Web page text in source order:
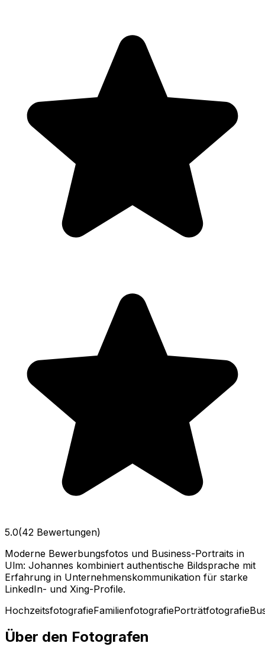
5.0(42 Bewertungen)
Moderne Bewerbungsfotos und Business-Portraits in
Ulm: Johannes kombiniert authentische Bildsprache mit
Erfahrung in Unternehmenskommunikation für starke
LinkedIn- und Xing-Profile.
HochzeitsfotografieFamilienfotografiePorträtfotografie
Über den Fotografen